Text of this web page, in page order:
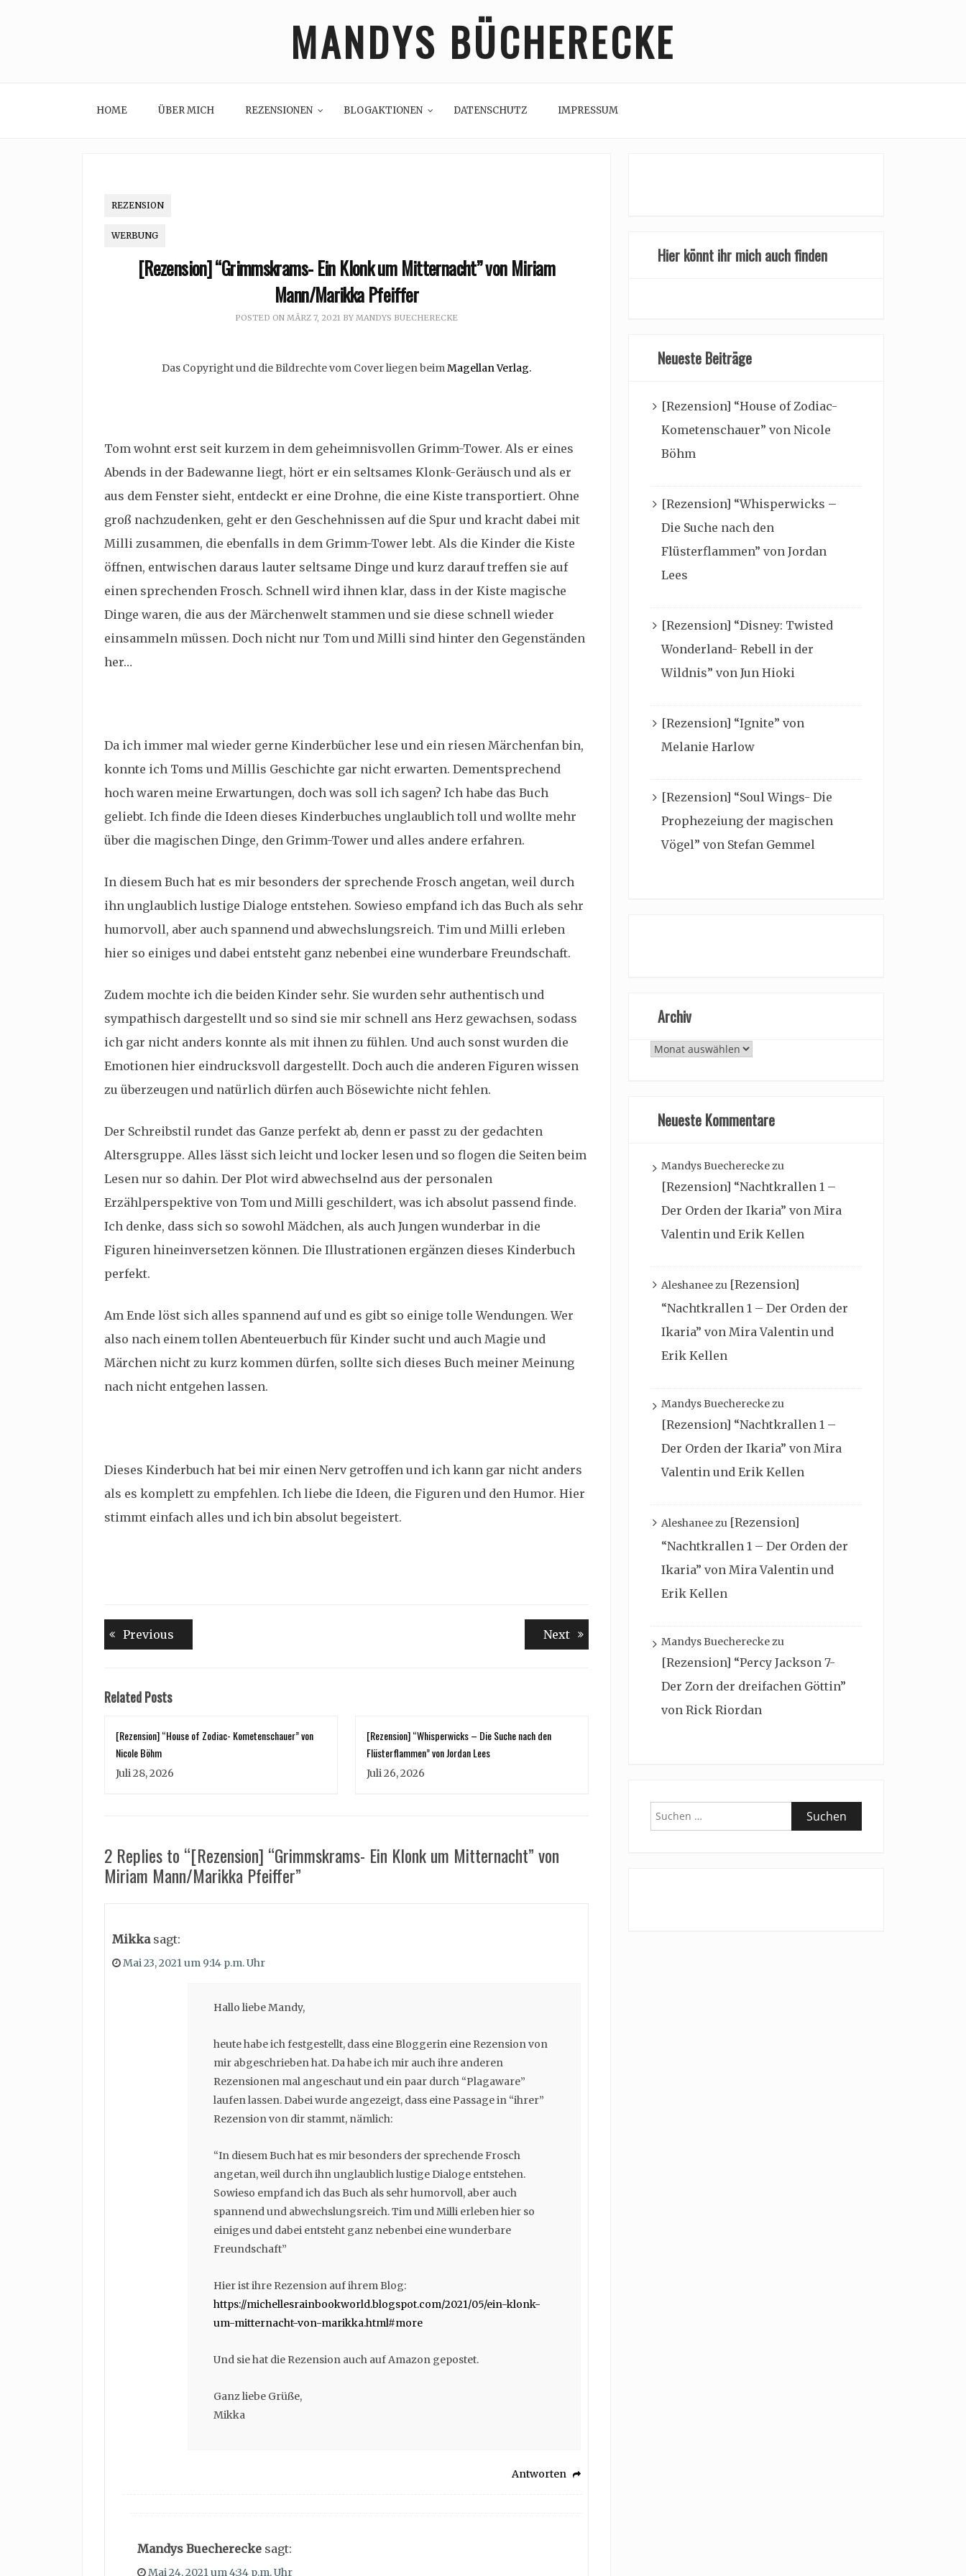
MANDYS BÜCHERECKE
HOME ÜBER MICH REZENSIONEN BLOGAKTIONEN DATENSCHUTZ IMPRESSUM
REZENSION
WERBUNG
[Rezension] “Grimmskrams- Ein Klonk um Mitternacht” von Miriam
Mann/Marikka Pfeiffer
POSTED ON MÄRZ 7, 2021 BY MANDYS BUECHERECKE
Das Copyright und die Bildrechte vom Cover liegen beimMagellan Verlag.
Tom wohnt erst seit kurzem in dem geheimnisvollen Grimm-Tower. Als er eines
Abends in der Badewanne liegt, hört er ein seltsames Klonk-Geräusch und als er
aus dem Fenster sieht, entdeckt er eine Drohne, die eine Kiste transportiert. Ohne
groß nachzudenken, geht er den Geschehnissen auf die Spur und kracht dabei mit
Milli zusammen, die ebenfalls in dem Grimm-Tower lebt. Als die Kinder die Kiste
öffnen, entwischen daraus lauter seltsame Dinge und kurz darauf treffen sie auf
einen sprechenden Frosch. Schnell wird ihnen klar, dass in der Kiste magische
Dinge waren, die aus der Märchenwelt stammen und sie diese schnell wieder
einsammeln müssen. Doch nicht nur Tom und Milli sind hinter den Gegenständen
her…
Da ich immer mal wieder gerne Kinderbücher lese und ein riesen Märchenfan bin,
konnte ich Toms und Millis Geschichte gar nicht erwarten. Dementsprechend
hoch waren meine Erwartungen, doch was soll ich sagen? Ich habe das Buch
geliebt. Ich finde die Ideen dieses Kinderbuches unglaublich toll und wollte mehr
über die magischen Dinge, den Grimm-Tower und alles andere erfahren.
In diesem Buch hat es mir besonders der sprechende Frosch angetan, weil durch
ihn unglaublich lustige Dialoge entstehen. Sowieso empfand ich das Buch als sehr
humorvoll, aber auch spannend und abwechslungsreich. Tim und Milli erleben
hier so einiges und dabei entsteht ganz nebenbei eine wunderbare Freundschaft.
Zudem mochte ich die beiden Kinder sehr. Sie wurden sehr authentisch und
sympathisch dargestellt und so sind sie mir schnell ans Herz gewachsen, sodass
ich gar nicht anders konnte als mit ihnen zu fühlen. Und auch sonst wurden die
Emotionen hier eindrucksvoll dargestellt. Doch auch die anderen Figuren wissen
zu überzeugen und natürlich dürfen auch Bösewichte nicht fehlen.
Der Schreibstil rundet das Ganze perfekt ab, denn er passt zu der gedachten
Altersgruppe. Alles lässt sich leicht und locker lesen und so flogen die Seiten beim
Lesen nur so dahin. Der Plot wird abwechselnd aus der personalen
Erzählperspektive von Tom und Milli geschildert, was ich absolut passend finde.
Ich denke, dass sich so sowohl Mädchen, als auch Jungen wunderbar in die
Figuren hineinversetzen können. Die Illustrationen ergänzen dieses Kinderbuch
perfekt.
Am Ende löst sich alles spannend auf und es gibt so einige tolle Wendungen. Wer
also nach einem tollen Abenteuerbuch für Kinder sucht und auch Magie und
Märchen nicht zu kurz kommen dürfen, sollte sich dieses Buch meiner Meinung
nach nicht entgehen lassen.
Dieses Kinderbuch hat bei mir einen Nerv getroffen und ich kann gar nicht anders
als es komplett zu empfehlen. Ich liebe die Ideen, die Figuren und den Humor. Hier
stimmt einfach alles und ich bin absolut begeistert.
Beitragsnavigation
Previous NextNext
Related Posts
[Rezension] “House of Zodiac- Kometenschauer” von
Nicole Böhm
Juli 28, 2026
[Rezension] “Whisperwicks – Die Suche nach den
Flüsterflammen” von Jordan Lees
Juli 26, 2026
2 Replies to “[Rezension] “Grimmskrams- Ein Klonk um Mitternacht” von
Miriam Mann/Marikka Pfeiffer”
Mikka sagt:
Mai 23, 2021 um 9:14 p.m. Uhr
Hallo liebe Mandy,
heute habe ich festgestellt, dass eine Bloggerin eine Rezension von
mir abgeschrieben hat. Da habe ich mir auch ihre anderen
Rezensionen mal angeschaut und ein paar durch “Plagaware”
laufen lassen. Dabei wurde angezeigt, dass eine Passage in “ihrer”
Rezension von dir stammt, nämlich:
“In diesem Buch hat es mir besonders der sprechende Frosch
angetan, weil durch ihn unglaublich lustige Dialoge entstehen.
Sowieso empfand ich das Buch als sehr humorvoll, aber auch
spannend und abwechslungsreich. Tim und Milli erleben hier so
einiges und dabei entsteht ganz nebenbei eine wunderbare
Freundschaft”
Hier ist ihre Rezension auf ihrem Blog:
https://michellesrainbookworld.blogspot.com/2021/05/ein-klonk-
um-mitternacht-von-marikka.html#more
Und sie hat die Rezension auch auf Amazon gepostet.
Ganz liebe Grüße,
Mikka
Antworten
Mandys Buecherecke sagt:
Mai 24, 2021 um 4:34 p.m. Uhr
Hier könnt ihr mich auch finden
Neueste Beiträge
[Rezension] “House of Zodiac-
Kometenschauer” von Nicole
Böhm
[Rezension] “Whisperwicks –
Die Suche nach den
Flüsterflammen” von Jordan
Lees
[Rezension] “Disney: Twisted
Wonderland- Rebell in der
Wildnis” von Jun Hioki
[Rezension] “Ignite” von
Melanie Harlow
[Rezension] “Soul Wings- Die
Prophezeiung der magischen
Vögel” von Stefan Gemmel
Archiv
Archiv
Neueste Kommentare
Mandys Buechereckezu
[Rezension] “Nachtkrallen 1 –
Der Orden der Ikaria” von Mira
Valentin und Erik Kellen
Aleshaneezu [Rezension]
“Nachtkrallen 1 – Der Orden der
Ikaria” von Mira Valentin und
Erik Kellen
Mandys Buechereckezu
[Rezension] “Nachtkrallen 1 –
Der Orden der Ikaria” von Mira
Valentin und Erik Kellen
Aleshaneezu [Rezension]
“Nachtkrallen 1 – Der Orden der
Ikaria” von Mira Valentin und
Erik Kellen
Mandys Buechereckezu
[Rezension] “Percy Jackson 7-
Der Zorn der dreifachen Göttin”
von Rick Riordan
Suchen
nach: